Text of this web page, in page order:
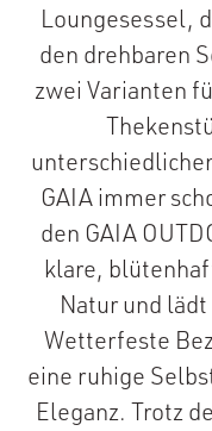
Loungesessel,
den drehbaren
zwei Varianten
GAIA immer
den GAIA
klare,
Natur und
Wetterfeste
eine ruhige
Eleganz. Trotz